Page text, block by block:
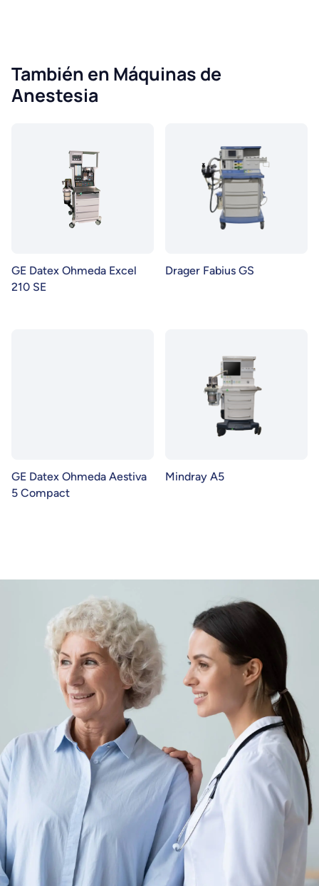
También en Máquinas de
Anestesia
GE Datex Ohmeda Excel
210 SE
Drager Fabius GS
GE Datex Ohmeda Aestiva
5 Compact
Mindray A5